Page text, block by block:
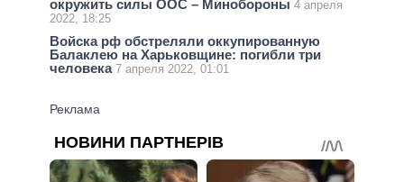
окружить силы ООС – Минобороны 4 апреля
2022, 18:25
Войска рф обстреляли оккупированную
Балаклею на Харьковщине: погибли три
человека 7 апреля 2022, 01:01